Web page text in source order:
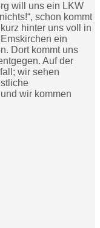
will uns ein LKW
schon kommt
hinter uns voll in
ein
Dort kommt uns
Auf der
wir sehen
wir kommen